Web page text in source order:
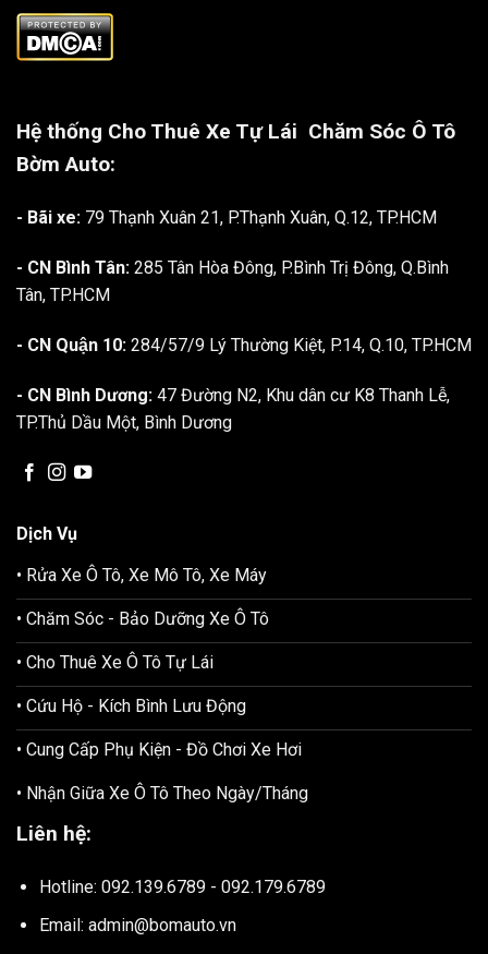
Hệ thống Cho Thuê Xe Tự Lái Chăm Sóc Ô Tô
Bờm Auto:
- Bãi xe: 79 Thạnh Xuân 21, P.Thạnh Xuân, Q.12, TP.HCM
- CN Bình Tân: 285 Tân Hòa Đông, P.Bình Trị Đông, Q.Bình
Tân, TP.HCM
- CN Quận 10: 284/57/9 Lý Thường Kiệt, P.14, Q.10, TP.HCM
- CN Bình Dương: 47 Đường N2, Khu dân cư K8 Thanh Lễ,
TP.Thủ Dầu Một, Bình Dương
Dịch Vụ
• Rửa Xe Ô Tô, Xe Mô Tô, Xe Máy
• Chăm Sóc - Bảo Dưỡng Xe Ô Tô
• Cho Thuê Xe Ô Tô Tự Lái
• Cứu Hộ - Kích Bình Lưu Động
• Cung Cấp Phụ Kiện - Đồ Chơi Xe Hơi
• Nhận Giữa Xe Ô Tô Theo Ngày/Tháng
Liên hệ:
Hotline: 092.139.6789 - 092.179.6789
Email: admin@bomauto.vn